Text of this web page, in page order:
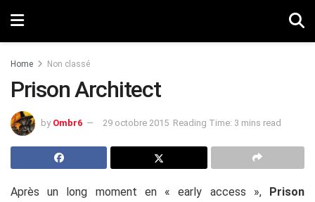
Home Non classé
Prison Architect
by Ombr6 29 octobre 2015 Reading Time: 3 mins read
Après un long moment en « early access », Prison